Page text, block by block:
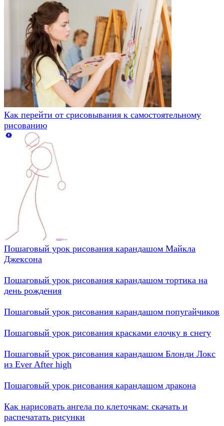
Как перейти от срисовывания к самостоятельному
рисованию
Пошаговый урок рисования карандашом Майкла
Джексона
Пошаговый урок рисования карандашом тортика на
день рождения
Пошаговый урок рисования карандашом попугайчиков
Пошаговый урок рисования красками елочку в снегу
Пошаговый урок рисования карандашом Блонди Локс
из Ever After high
Пошаговый урок рисования карандашом дракона
Как нарисовать ангела по клеточкам: скачать и
распечатать рисунки